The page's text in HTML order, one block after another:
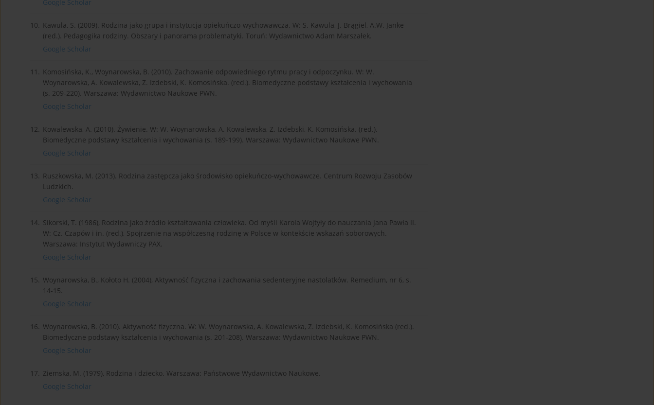
Google Scholar
10. Kawula, S. (2009). Rodzina jako grupa i instytucja opiekuńczo-wychowawcza. W: S. Kawula, J. Brągiel, A.W. Janke
(red.). Pedagogika rodziny. Obszary i panorama problematyki. Toruń: Wydawnictwo Adam Marszałek.
Google Scholar
11. Komosińska, K., Woynarowska, B. (2010). Zachowanie odpowiedniego rytmu pracy i odpoczynku. W: W.
Woynarowska, A. Kowalewska, Z. Izdebski, K. Komosińska. (red.). Biomedyczne podstawy kształcenia i wychowania
(s. 209-220). Warszawa: Wydawnictwo Naukowe PWN.
Google Scholar
12. Kowalewska, A. (2010). Żywienie. W: W. Woynarowska, A. Kowalewska, Z. Izdebski, K. Komosińska. (red.).
Biomedyczne podstawy kształcenia i wychowania (s. 189-199). Warszawa: Wydawnictwo Naukowe PWN.
Google Scholar
13. Ruszkowska, M. (2013). Rodzina zastępcza jako środowisko opiekuńczo-wychowawcze. Centrum Rozwoju Zasobów
Ludzkich.
Google Scholar
14. Sikorski, T. (1986), Rodzina jako źródło kształtowania człowieka. Od myśli Karola Wojtyły do nauczania Jana Pawła II.
W: Cz. Czapów i in. (red.), Spojrzenie na współczesną rodzinę w Polsce w kontekście wskazań soborowych.
Warszawa: Instytut Wydawniczy PAX.
Google Scholar
15. Woynarowska, B., Kołoto H. (2004), Aktywność fizyczna i zachowania sedenteryjne nastolatków. Remedium, nr 6, s.
14-15.
Google Scholar
16. Woynarowska, B. (2010). Aktywność fizyczna. W: W. Woynarowska, A. Kowalewska, Z. Izdebski, K. Komosińska (red.).
Biomedyczne podstawy kształcenia i wychowania (s. 201-208). Warszawa: Wydawnictwo Naukowe PWN.
Google Scholar
17. Ziemska, M. (1979), Rodzina i dziecko. Warszawa: Państwowe Wydawnictwo Naukowe.
Google Scholar